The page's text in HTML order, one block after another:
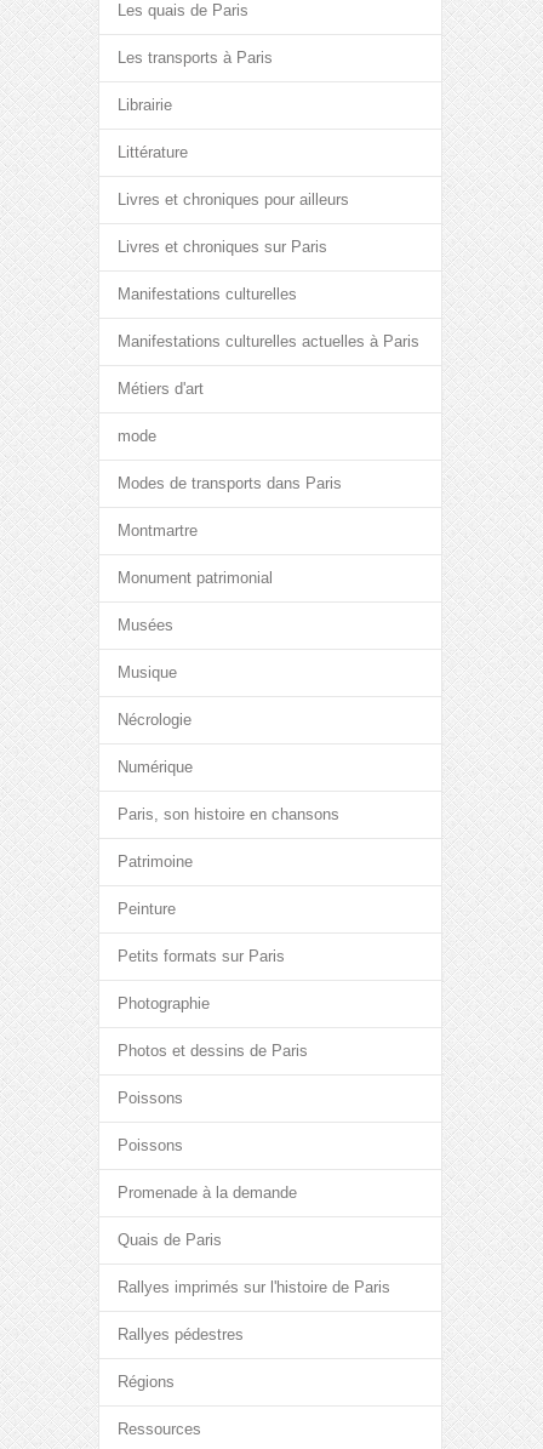
Les quais de Paris
Les transports à Paris
Librairie
Littérature
Livres et chroniques pour ailleurs
Livres et chroniques sur Paris
Manifestations culturelles
Manifestations culturelles actuelles à Paris
Métiers d'art
mode
Modes de transports dans Paris
Montmartre
Monument patrimonial
Musées
Musique
Nécrologie
Numérique
Paris, son histoire en chansons
Patrimoine
Peinture
Petits formats sur Paris
Photographie
Photos et dessins de Paris
Poissons
Poissons
Promenade à la demande
Quais de Paris
Rallyes imprimés sur l'histoire de Paris
Rallyes pédestres
Régions
Ressources